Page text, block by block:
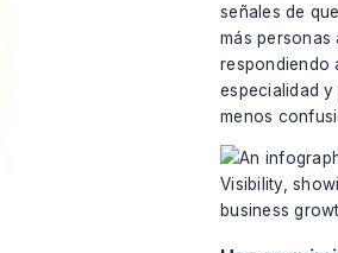
señales de
más
respondiendo
especialidad
menos